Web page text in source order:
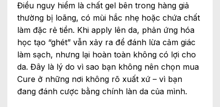
Điều nguy hiểm là chất gel bên trong hàng giả
thường bị loãng, có mùi hắc nhẹ hoặc chứa chất
làm đặc rẻ tiền. Khi apply lên da, phản ứng hóa
học tạo “ghét” vẫn xảy ra để đánh lừa cảm giác
làm sạch, nhưng lại hoàn toàn không có lợi cho
da. Đây là lý do vì sao bạn không nên chọn mua
Cure ở những nơi không rõ xuất xứ – vì bạn
đang đánh cược bằng chính làn da của mình.